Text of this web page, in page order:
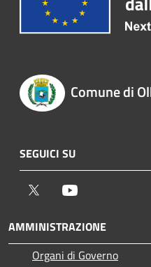
Comune di
SEGUICI SU
Twitter
AMMINISTRAZIONE
Organi di Governo